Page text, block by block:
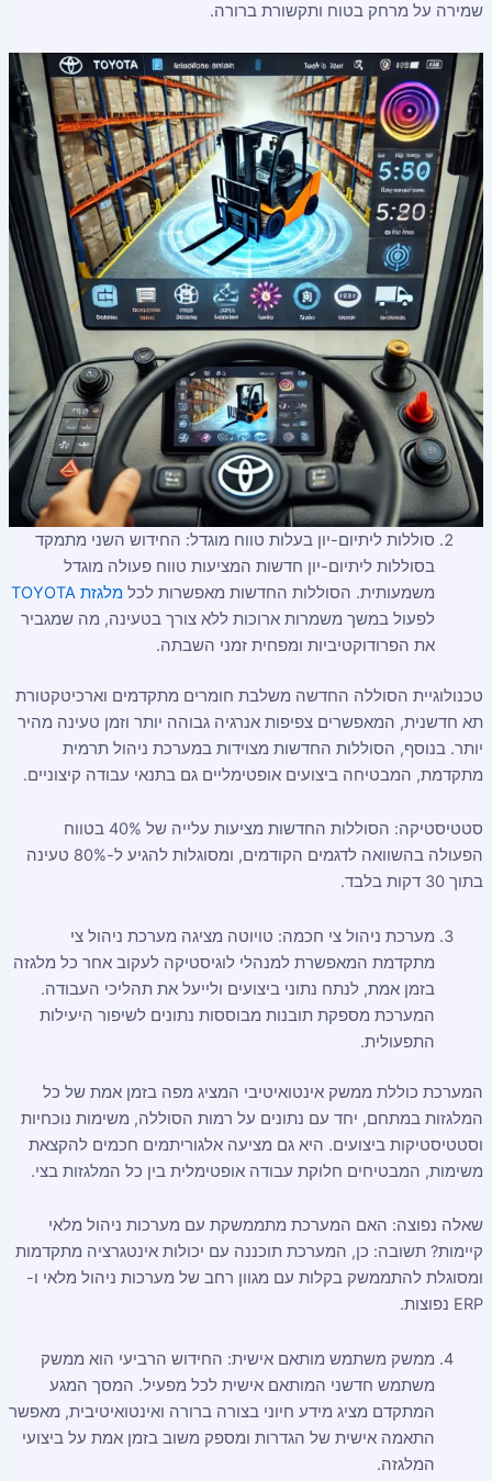
שמירה על מרחק בטוח ותקשורת ברורה.
סוללות ליתיום-יון בעלות טווח מוגדל: החידוש השני מתמקד
בסוללות ליתיום-יון חדשות המציעות טווח פעולה מוגדל
משמעותית. הסוללות החדשות מאפשרות לכל מלגזת TOYOTA
לפעול במשך משמרות ארוכות ללא צורך בטעינה, מה שמגביר
את הפרודוקטיביות ומפחית זמני השבתה.
טכנולוגיית הסוללה החדשה משלבת חומרים מתקדמים וארכיטקטורת
תא חדשנית, המאפשרים צפיפות אנרגיה גבוהה יותר וזמן טעינה מהיר
יותר. בנוסף, הסוללות החדשות מצוידות במערכת ניהול תרמית
מתקדמת, המבטיחה ביצועים אופטימליים גם בתנאי עבודה קיצוניים.
סטטיסטיקה: הסוללות החדשות מציעות עלייה של 40% בטווח
הפעולה בהשוואה לדגמים הקודמים, ומסוגלות להגיע ל-80% טעינה
בתוך 30 דקות בלבד.
מערכת ניהול צי חכמה: טויוטה מציגה מערכת ניהול צי
מתקדמת המאפשרת למנהלי לוגיסטיקה לעקוב אחר כל מלגזה
בזמן אמת, לנתח נתוני ביצועים ולייעל את תהליכי העבודה.
המערכת מספקת תובנות מבוססות נתונים לשיפור היעילות
התפעולית.
המערכת כוללת ממשק אינטואיטיבי המציג מפה בזמן אמת של כל
המלגזות במתחם, יחד עם נתונים על רמות הסוללה, משימות נוכחיות
וסטטיסטיקות ביצועים. היא גם מציעה אלגוריתמים חכמים להקצאת
משימות, המבטיחים חלוקת עבודה אופטימלית בין כל המלגזות בצי.
שאלה נפוצה: האם המערכת מתממשקת עם מערכות ניהול מלאי
קיימות? תשובה: כן, המערכת תוכננה עם יכולות אינטגרציה מתקדמות
ומסוגלת להתממשק בקלות עם מגוון רחב של מערכות ניהול מלאי ו-
ERP נפוצות.
ממשק משתמש מותאם אישית: החידוש הרביעי הוא ממשק
משתמש חדשני המותאם אישית לכל מפעיל. המסך המגע
המתקדם מציג מידע חיוני בצורה ברורה ואינטואיטיבית, מאפשר
התאמה אישית של הגדרות ומספק משוב בזמן אמת על ביצועי
המלגזה.